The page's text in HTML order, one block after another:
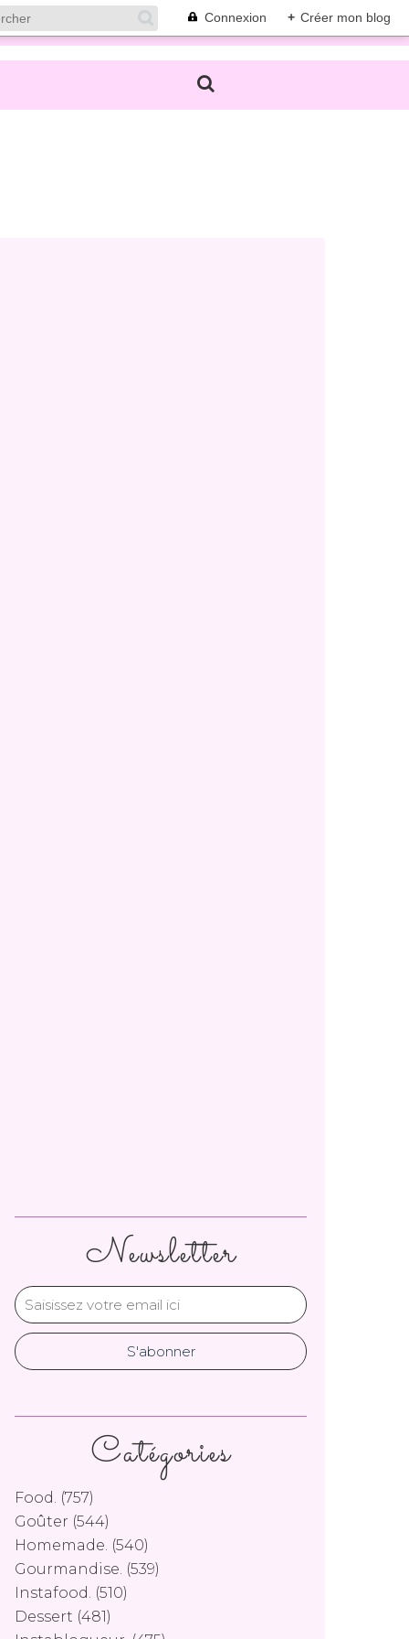
Connexion + Créer mon blog
Newsletter
Catégories
Food. (757)
Goûter (544)
Homemade. (540)
Gourmandise. (539)
Instafood. (510)
Dessert (481)